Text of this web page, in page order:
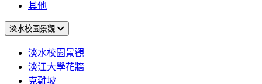
其他
淡水校園景觀
淡水校園景觀
淡江大學花牆
克難坡